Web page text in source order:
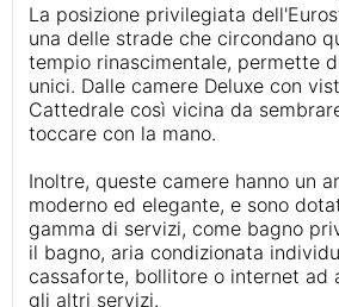
La posizione privilegiata
una delle strade che circondano
tempio rinascimentale, permette
unici. Dalle camere Deluxe con
Cattedrale così vicina da
toccare con la mano.
Inoltre, queste camere hanno un
moderno ed elegante, e sono
gamma di servizi, come bagno
il bagno, aria condizionata
cassaforte, bollitore o internet ad
gli altri servizi.